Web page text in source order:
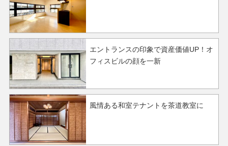
エントランスの印象で資産価値UP！オ
フィスビルの顔を一新
風情ある和室テナントを茶道教室に